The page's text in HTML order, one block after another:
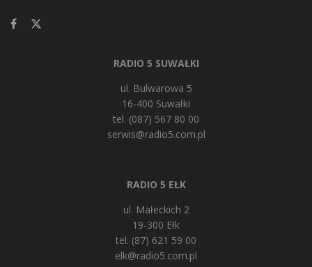
RADIO 5 SUWAŁKI
ul. Bulwarowa 5
16-400 Suwałki
tel. (087) 567 80 00
serwis@radio5.com.pl
RADIO 5 EŁK
ul. Małeckich 2
19-300 Ełk
tel. (87) 621 59 00
elk@radio5.com.pl